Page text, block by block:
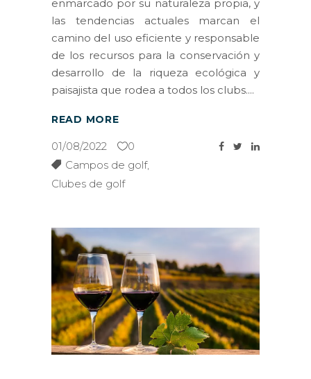
enmarcado por su naturaleza propia, y
las tendencias actuales marcan el
camino del uso eficiente y responsable
de los recursos para la conservación y
desarrollo de la riqueza ecológica y
paisajista que rodea a todos los clubs.
READ MORE
01/08/2022
0
Campos de golf,
Clubes de golf